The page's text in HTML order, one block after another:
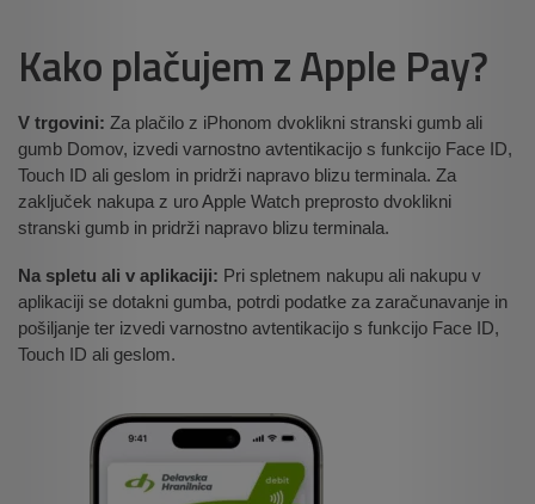
Kako plačujem z Apple Pay?
V trgovini: Za plačilo z iPhonom dvoklikni stranski gumb ali
gumb Domov, izvedi varnostno avtentikacijo s funkcijo Face ID,
Touch ID ali geslom in pridrži napravo blizu terminala. Za
zaključek nakupa z uro Apple Watch preprosto dvoklikni
stranski gumb in pridrži napravo blizu terminala.
Na spletu ali v aplikaciji: Pri spletnem nakupu ali nakupu v
aplikaciji se dotakni gumba, potrdi podatke za zaračunavanje in
pošiljanje ter izvedi varnostno avtentikacijo s funkcijo Face ID,
Touch ID ali geslom.